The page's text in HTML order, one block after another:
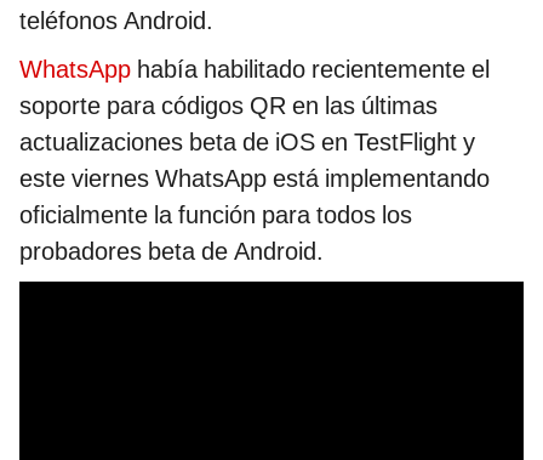
teléfonos Android.
WhatsApp había habilitado recientemente el
soporte para códigos QR en las últimas
actualizaciones beta de iOS en TestFlight y
este viernes WhatsApp está implementando
oficialmente la función para todos los
probadores beta de Android.